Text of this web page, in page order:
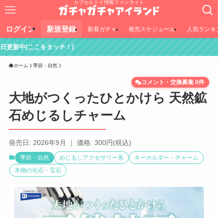
カプセルトイ情報ファンサイト
ログイン 新規登録 新着ガチャ 発売スケジュール 人気ランキ
チ！)
ホーム 季節・自然
大地がつくったひとかけら 天然鉱
石めじるしチャーム
コメント・交換募集 0件
発売日: 2026年9月 ｜ 価格: 300円(税込)
季節・自然 めじるしアクセサリー系
キーホルダー・チャーム
本物の化石・宝石